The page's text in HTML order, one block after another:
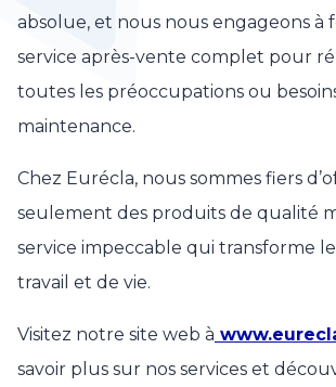
absolue, et nous nous engageons à
service après-vente complet pour
toutes les préoccupations ou
maintenance.
Chez Eurécla, nous sommes fiers
seulement des produits de qualité
service impeccable qui transforme
travail et de vie.
Visitez notre site web à
savoir plus sur nos services et